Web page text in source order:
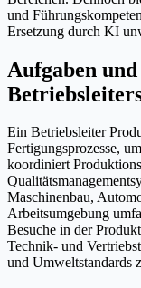
und
Ersetzung durch KI
Aufgaben
Ein Betriebsleiter
Fertigungsprozesse,
koordiniert
Maschinenbau,
Arbeitsumgebung
Besuche in der
Technik- und
und Umweltstandards